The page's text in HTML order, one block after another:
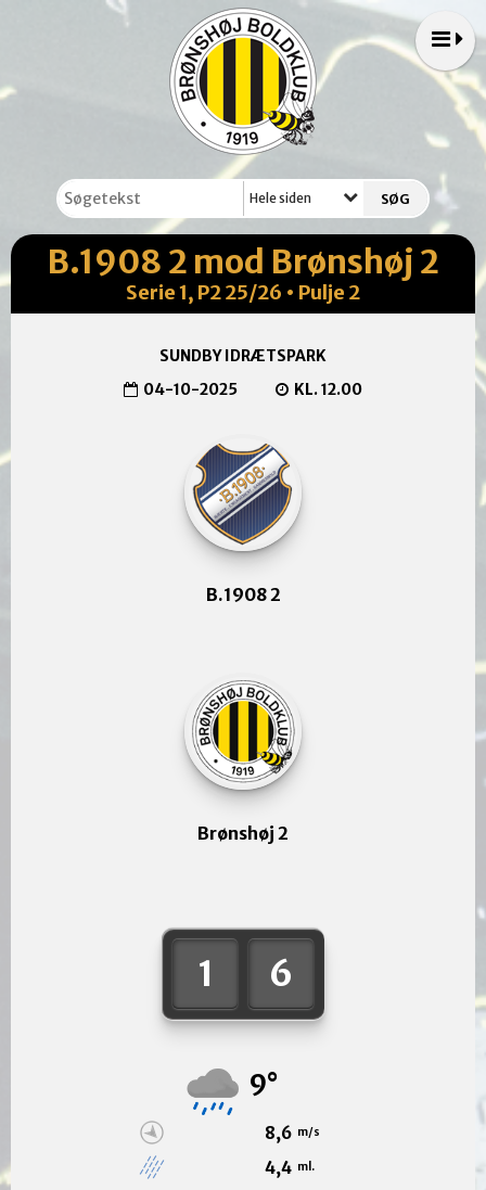
Hele siden
B.1908 2 mod Brønshøj 2
Serie 1, P2 25/26 • Pulje 2
SUNDBY IDRÆTSPARK
04-10-2025
KL. 12.00
B.1908 2
1 6
9°
8,6 m/s
4,4 ml.
Brønshøj 2